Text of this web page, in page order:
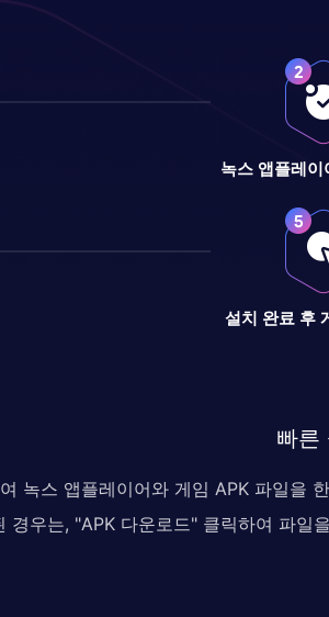
녹스 앱플레
설치 완료 후
빠른
녹스 앱플레이어와 게임 APK 파일을
우는, "APK 다운로드" 클릭하여 파